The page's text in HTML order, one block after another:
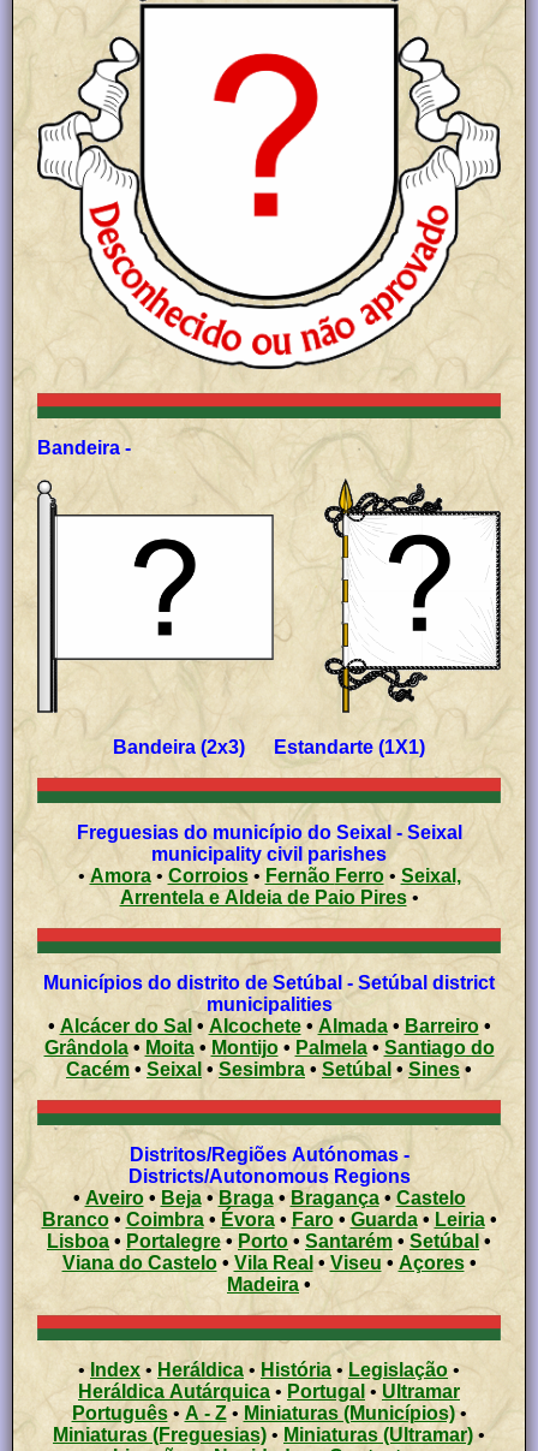
Bandeira -
Bandeira (2x3) Estandarte (1X1)
Freguesias do município do Seixal - Seixal
municipality civil parishes
•Amora• Corroios• Fernão Ferro• Seixal,
Arrentela e Aldeia de Paio Pires•
Municípios do distrito de Setúbal - Setúbal district
municipalities
• Alcácer do Sal • Alcochete• Almada• Barreiro•
Grândola• Moita• Montijo• Palmela•Santiago do
Cacém •Seixal • Sesimbra • Setúbal • Sines •
Distritos/Regiões Autónomas -
Districts/Autonomous Regions
• Aveiro• Beja• Braga• Bragança• Castelo
Branco• Coimbra• Évora• Faro• Guarda• Leiria•
Lisboa • Portalegre• Porto • Santarém • Setúbal •
Viana do Castelo• Vila Real •Viseu • Açores •
Madeira •
•Index • Heráldica• História • Legislação •
Heráldica Autárquica • Portugal • Ultramar
Português• A - Z• Miniaturas (Municípios)•
Miniaturas (Freguesias) • Miniaturas (Ultramar) •